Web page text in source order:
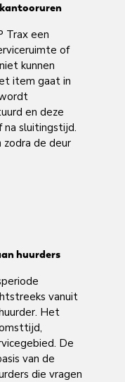
Trax een
of
kunnen
item gaat in
en deze
sluitingstijd.
de deur
huurders
vanuit
Het
De
van de
die vragen